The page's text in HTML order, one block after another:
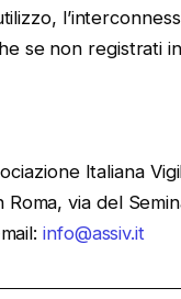
se non registrati
Italiana
via del
info@assiv.it